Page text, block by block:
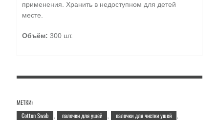
применения. Хранить в недоступном для детей
месте.
Объём: 300 шт.
МЕТКИ:
Cotton Swab
палочки для ушей палочки для чистки ушей